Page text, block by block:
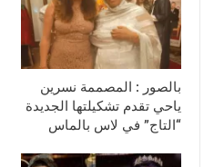
بالصور : المصممة نسرين
ياحي تقدم تشكيلتها الجديدة
“التاج” في لاس بالماس